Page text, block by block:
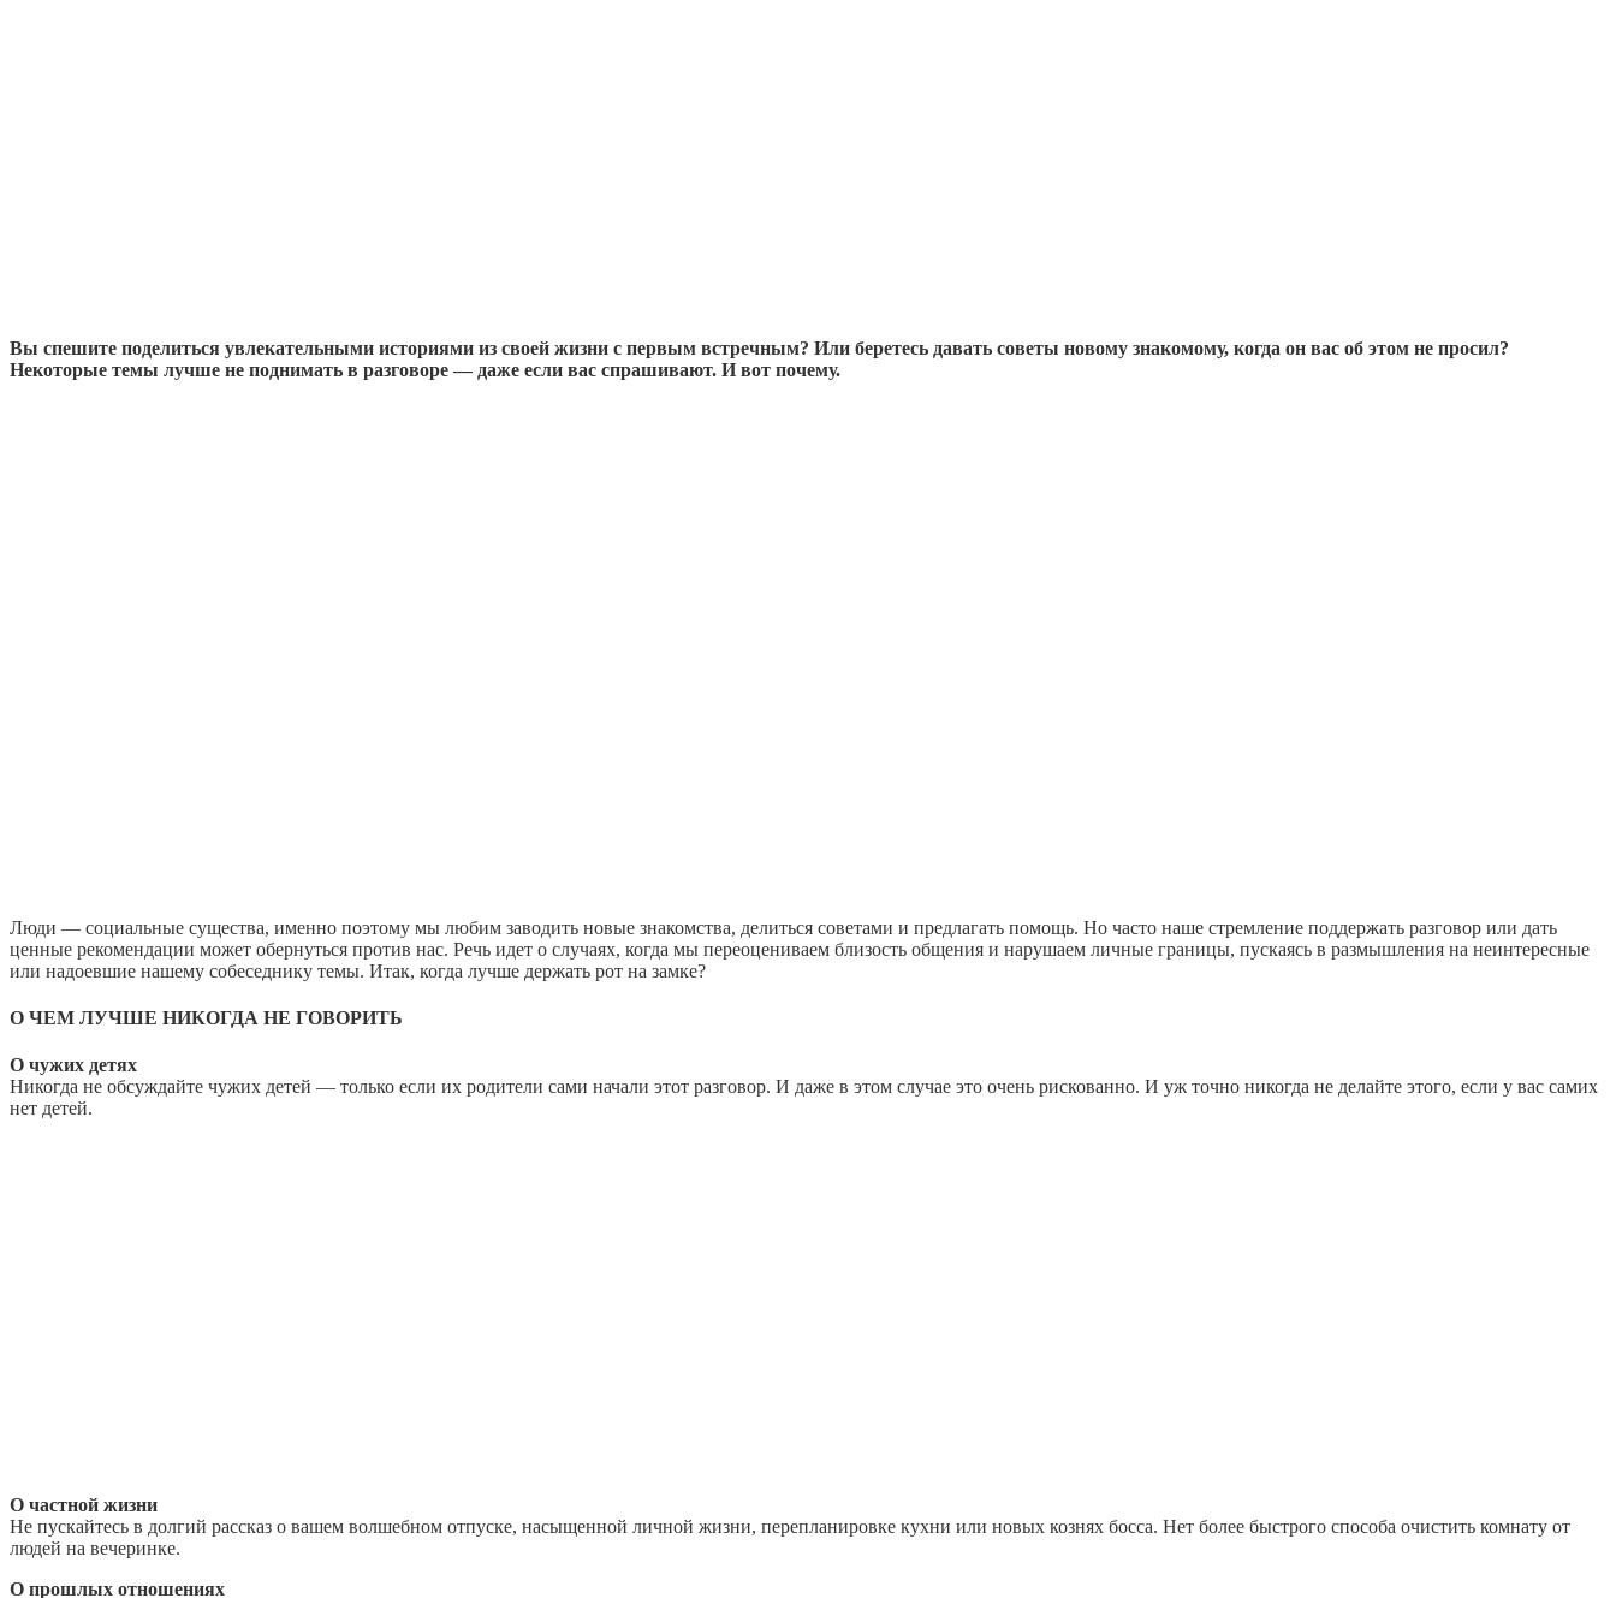
Вы спешите поделиться увлекательными историями из своей жизни с первым встречным? Или беретесь давать советы новому знакомому, когда он вас об этом не просил?
Некоторые темы лучше не поднимать в разговоре — даже если вас спрашивают. И вот почему.
Люди — социальные существа, именно поэтому мы любим заводить новые знакомства, делиться советами и предлагать помощь. Но часто наше стремление поддержать разговор или дать
ценные рекомендации может обернуться против нас. Речь идет о случаях, когда мы переоцениваем близость общения и нарушаем личные границы, пускаясь в размышления на неинтересные
или надоевшие нашему собеседнику темы. Итак, когда лучше держать рот на замке?
О ЧЕМ ЛУЧШЕ НИКОГДА НЕ ГОВОРИТЬ
О чужих детях
Никогда не обсуждайте чужих детей — только если их родители сами начали этот разговор. И даже в этом случае это очень рискованно. И уж точно никогда не делайте этого, если у вас самих
нет детей.
О частной жизни
Не пускайтесь в долгий рассказ о вашем волшебном отпуске, насыщенной личной жизни, перепланировке кухни или новых кознях босса. Нет более быстрого способа очистить комнату от
людей на вечеринке.
О прошлых отношениях